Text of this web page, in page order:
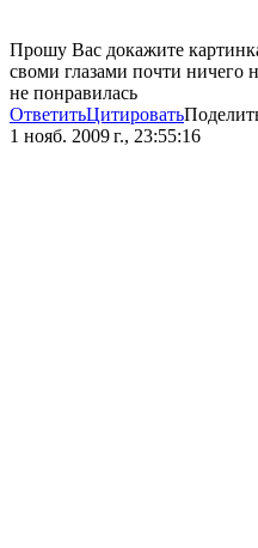
Прошу Вас докажите
своми глазами почти ничего
не понравилась
ОтветитьЦитировать
1 нояб. 2009 г., 23:55:16